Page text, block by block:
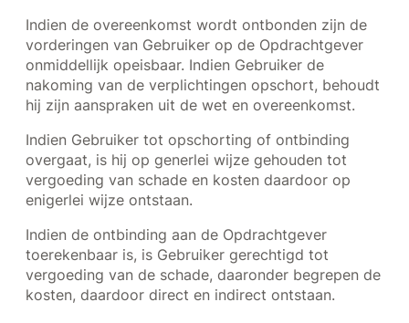
Indien de overeenkomst wordt ontbonden zijn de
vorderingen van Gebruiker op de Opdrachtgever
onmiddellijk opeisbaar. Indien Gebruiker de
nakoming van de verplichtingen opschort, behoudt
hij zijn aanspraken uit de wet en overeenkomst.
Indien Gebruiker tot opschorting of ontbinding
overgaat, is hij op generlei wijze gehouden tot
vergoeding van schade en kosten daardoor op
enigerlei wijze ontstaan.
Indien de ontbinding aan de Opdrachtgever
toerekenbaar is, is Gebruiker gerechtigd tot
vergoeding van de schade, daaronder begrepen de
kosten, daardoor direct en indirect ontstaan.